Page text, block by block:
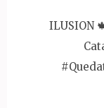
ILUSION